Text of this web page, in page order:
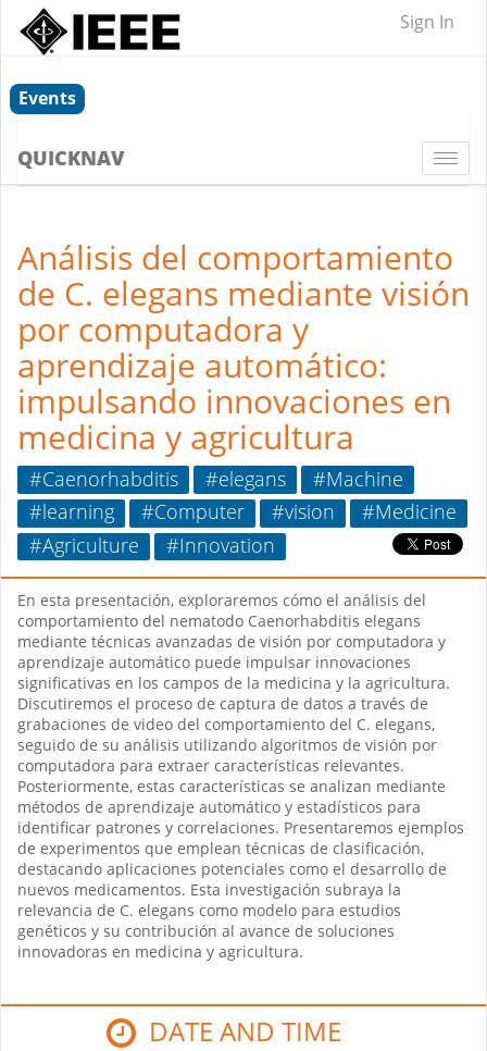
Sign In
Events
QUICKNAV
Análisis del comportamiento
de C. elegans mediante visión
por computadora y
aprendizaje automático:
impulsando innovaciones en
medicina y agricultura
#Caenorhabditis #elegans
#Machine
#learning
#Computer #vision
#Medicine
#Agriculture
#Innovation
En esta presentación, exploraremos cómo el análisis del
comportamiento del nematodo Caenorhabditis elegans
mediante técnicas avanzadas de visión por computadora y
aprendizaje automático puede impulsar innovaciones
significativas en los campos de la medicina y la agricultura.
Discutiremos el proceso de captura de datos a través de
grabaciones de video del comportamiento del C. elegans,
seguido de su análisis utilizando algoritmos de visión por
computadora para extraer características relevantes.
Posteriormente, estas características se analizan mediante
métodos de aprendizaje automático y estadísticos para
identificar patrones y correlaciones. Presentaremos ejemplos
de experimentos que emplean técnicas de clasificación,
destacando aplicaciones potenciales como el desarrollo de
nuevos medicamentos. Esta investigación subraya la
relevancia de C. elegans como modelo para estudios
genéticos y su contribución al avance de soluciones
innovadoras en medicina y agricultura.
DATE AND TIME